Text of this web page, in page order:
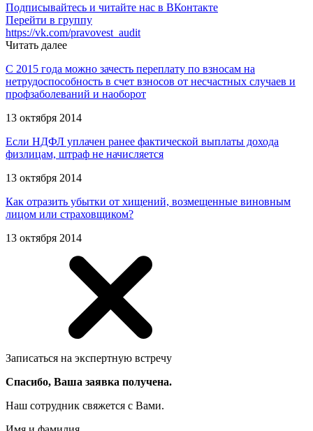
Подписывайтесь и читайте нас в ВКонтакте
Перейти в группу
https://vk.com/pravovest_audit
Читать далее
С 2015 года можно зачесть переплату по взносам на
нетрудоспособность в счет взносов от несчастных случаев и
профзаболеваний и наоборот
13 октября 2014
Если НДФЛ уплачен ранее фактической выплаты дохода
физлицам, штраф не начисляется
13 октября 2014
Как отразить убытки от хищений, возмещенные виновным
лицом или страховщиком?
13 октября 2014
Записаться на экспертную встречу
Спасибо, Ваша заявка получена.
Наш сотрудник свяжется с Вами.